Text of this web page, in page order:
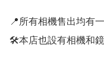
📍所有相機售出均有
🛠️本店也設有相機和